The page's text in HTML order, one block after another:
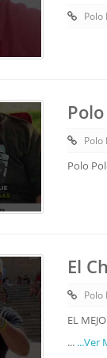
Polo
Polo
Polo
El
Polo
EL
... ...Ver